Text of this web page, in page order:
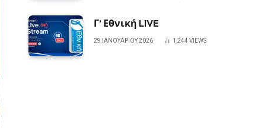
Γ’ Εθνική LIVE
29 ΙΑΝΟΥΑΡΊΟΥ 2026 1,244 VIEWS